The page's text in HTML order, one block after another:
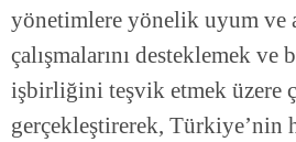
yönetimlere yönelik uyum ve
çalışmalarını desteklemek ve
işbirliğini teşvik etmek üzere
gerçekleştirerek, Türkiye’nin